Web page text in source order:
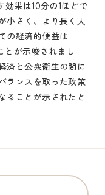
効果は10分の1ほどで
小さく、より長く人
の経済的便益は
とが示唆されまし
済と公衆衛生の間に
ランスを取った政策
ることが示されたと